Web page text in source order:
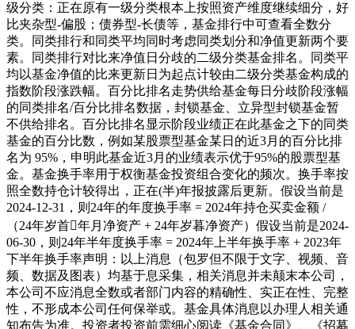
级分类：正在原有一级分类根本上按照资产维度继续细分，好
比夹杂型-偏股；债券型-长债等，基金排行中可查看全数分
类。同类排行和同类平均同时考虑同类划分和净值更新两个要
素。同类排行对比来净值日分歧的二级分类基金排名。同类平
均以基金净值的比来更新日为起点计较由二级分类基金构成的
指数阶段涨跌幅。百分比排名走势供给基金每日分歧阶段涨幅
的同类排名/百分比排名数据，封锁基金、立异型封锁基金暂
不供给排名。百分比排名显示阶段业绩正在此基金之下的同类
基金的百分比数，例如某股票型基金某日的近3月的百分比排
名为 95%，申明此基金近3月的业绩表示优于95%的股票型基
金。基金换手率用于权衡基金投资组合变化的频次。换手率按
照全数持仓计较得出，正在(半)年报披露后更新。假设当前是
2024-12-31，则24年的年度换手率 = 2024年持仓买卖金额 /
（24年岁首年月净资产 + 24年岁暮净资产）假设当前是2024-
06-30，则24年半年度换手率 = 2024年上半年换手率 + 2023年
下半年换手率声明：以上消息（包罗但不限于文字、视频、音
频、数据及图表）均基于息采集，相关消息并未颠末本公司，
本公司不应消息全数或者部门内容的精确性、实正在性、完整
性，不形成本公司任何保举或。基金具体消息以办理人相关通
知布告为准。投资者投资前需细心阅读《基金合同》、《招募